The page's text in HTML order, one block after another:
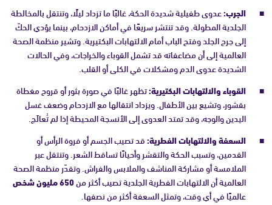
الجرب:عدوى طفيلية شديدة الحكة، غالبًا ما تزداد ليلًا، وتنتقل بالمخالطة
الجلدية المطولة. وقد تنتشر سريعًا في أماكن الازدحام، بينما يؤدي الحكّ
إلى جرح الجلد وفتح الباب أمام الالتهابات البكتيرية. وتشير منظمة الصحة
العالمية إلى أن مضاعفاته قد تشمل القوباء والخراجات، وفي الحالات
الشديدة عدوى الدم ومشكلات في الكلى أو القلب.
القوباء والالتهابات البكتيرية:تظهر غالبًا في صورة بثور أو قروح مغطاة
بقشور، وتشيع بين الأطفال. ويزداد انتقالها مع الازدحام وضعف غسل
اليدين والوجه، وقد تمتد العدوى إلى الأنسجة المحيطة إذا لم تُعالَج.
السعفة والالتهابات الفطرية:قد تصيب الجسم أو فروة الرأس أو
القدمين، وتسبب الحكة والتقشر وأحيانًا تساقط الشعر. وتنتقل عبر
الملامسة أو مشاركة المناشف والملابس والفراش. وتقدّر منظمة الصحة
العالمية أن الالتهابات الفطرية الجلدية تصيب أكثر من650 مليون شخص
عالميًا في أي وقت، وتمثل السعفة أكثر من نصفها.